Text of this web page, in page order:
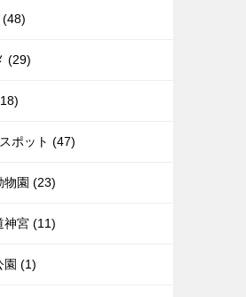
(48)
(29)
ポット (47)
物園 (23)
神宮 (11)
園 (1)